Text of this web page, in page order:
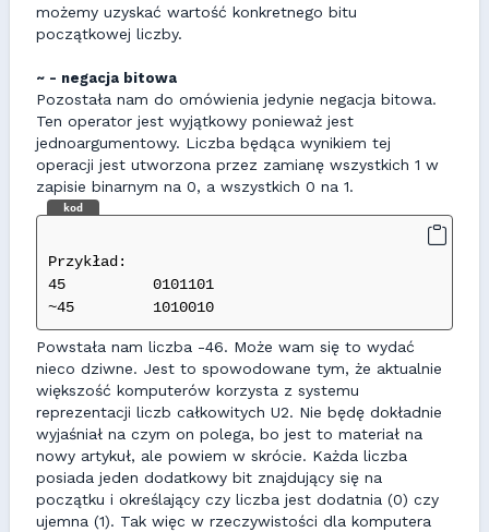
możemy uzyskać wartość konkretnego bitu
początkowej liczby.
~ - negacja bitowa
Pozostała nam do omówienia jedynie negacja bitowa.
Ten operator jest wyjątkowy ponieważ jest
jednoargumentowy. Liczba będąca wynikiem tej
operacji jest utworzona przez zamianę wszystkich 1 w
zapisie binarnym na 0, a wszystkich 0 na 1.
kod
Przykład:
45          0101101
~45         1010010
Powstała nam liczba -46. Może wam się to wydać
nieco dziwne. Jest to spowodowane tym, że aktualnie
większość komputerów korzysta z systemu
reprezentacji liczb całkowitych U2. Nie będę dokładnie
wyjaśniał na czym on polega, bo jest to materiał na
nowy artykuł, ale powiem w skrócie. Każda liczba
posiada jeden dodatkowy bit znajdujący się na
początku i określający czy liczba jest dodatnia (0) czy
ujemna (1). Tak więc w rzeczywistości dla komputera